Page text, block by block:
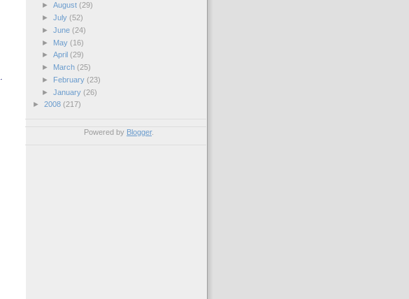
► August (29)
► July (52)
► June (24)
►
May (16)
► April (29)
►
March (25)
►
February (23)
► January (26)
► 2008 (217)
Powered by Blogger.